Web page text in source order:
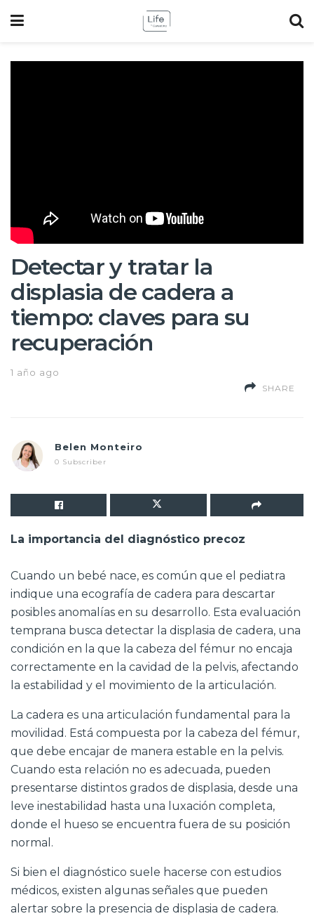
Detectar y tratar la
displasia de cadera a
tiempo: claves para su
recuperación
1 año ago
SHARE
Belen Monteiro
0 Subscriber
La importancia del diagnóstico precoz
Cuando un bebé nace, es común que el pediatra
indique una ecografía de cadera para descartar
posibles anomalías en su desarrollo. Esta evaluación
temprana busca detectar la displasia de cadera, una
condición en la que la cabeza del fémur no encaja
correctamente en la cavidad de la pelvis, afectando
la estabilidad y el movimiento de la articulación.
La cadera es una articulación fundamental para la
movilidad. Está compuesta por la cabeza del fémur,
que debe encajar de manera estable en la pelvis.
Cuando esta relación no es adecuada, pueden
presentarse distintos grados de displasia, desde una
leve inestabilidad hasta una luxación completa,
donde el hueso se encuentra fuera de su posición
normal.
Si bien el diagnóstico suele hacerse con estudios
médicos, existen algunas señales que pueden
alertar sobre la presencia de displasia de cadera.